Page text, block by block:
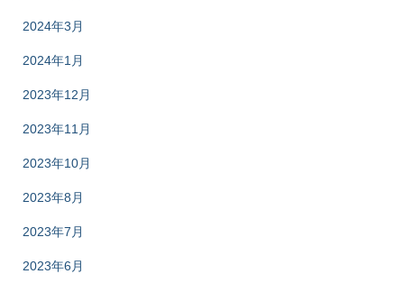
2024年3月
2024年1月
2023年12月
2023年11月
2023年10月
2023年8月
2023年7月
2023年6月